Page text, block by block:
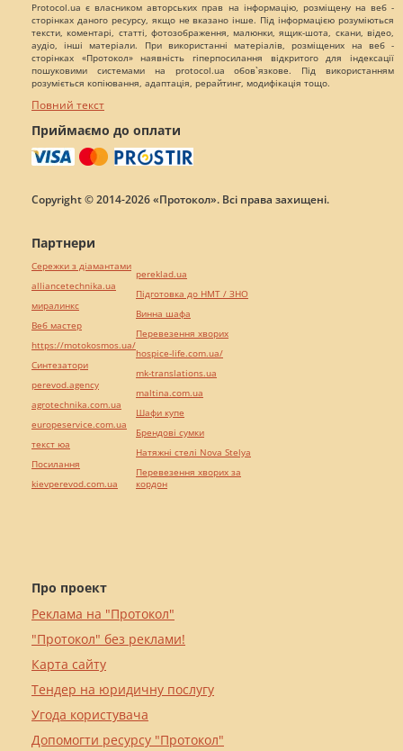
Protocol.ua є власником авторських прав на інформацію, розміщену на веб -
сторінках даного ресурсу, якщо не вказано інше. Під інформацією розуміються
тексти, коментарі, статті, фотозображення, малюнки, ящик-шота, скани, відео,
аудіо, інші матеріали. При використанні матеріалів, розміщених на веб -
сторінках «Протокол» наявність гіперпосилання відкритого для індексації
пошуковими системами на protocol.ua обов`язкове. Під використанням
розуміється копіювання, адаптація, рерайтинг, модифікація тощо.
Повний текст
Приймаємо до оплати
Copyright © 2014-2026 «Протокол». Всі права захищені.
Про проект
Реклама на "Протокол"
"Протокол" без реклами!
Карта сайту
Тендер на юридичну послугу
Угода користувача
Допомогти ресурсу "Протокол"
Партнери
Сережки з діамантами
alliancetechnika.ua
миралинкс
Веб мастер
https://motokosmos.ua/
Синтезатори
perevod.agency
agrotechnika.com.ua
europeservice.com.ua
текст юа
Посилання
kievperevod.com.ua
pereklad.ua
Підготовка до НМТ / ЗНО
Винна шафа
Перевезення хворих
hospice-life.com.ua/
mk-translations.ua
maltina.com.ua
Шафи купе
Брендові сумки
Натяжні стелі Nova Stelya
Перевезення хворих за
кордон